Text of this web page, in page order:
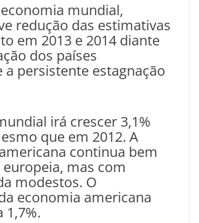
mundial,
redução das estimativas
em 2013 e 2014 diante
dos países
a persistente estagnação
irá crescer 3,1%
que em 2012. A
continua bem
mas com
modestos. O
economia americana
1,7%.